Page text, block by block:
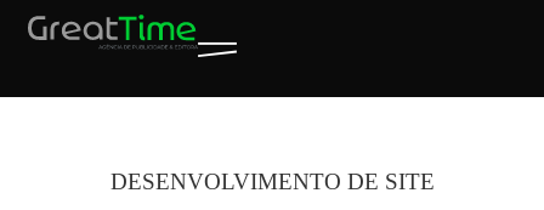
DESENVOLVIMENTO DE SITE